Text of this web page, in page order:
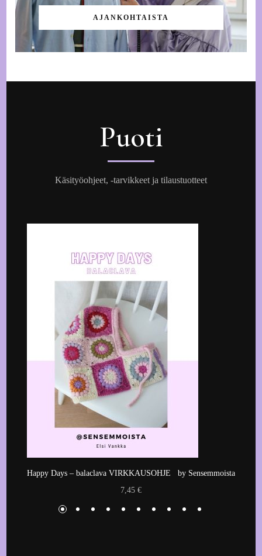
AJANKOHTAISTA
Puoti
Käsityöohjeet, -tarvikkeet ja tilaustuotteet
Happy Days – balaclava VIRKKAUSOHJE by Sensemmoista
7,45 €